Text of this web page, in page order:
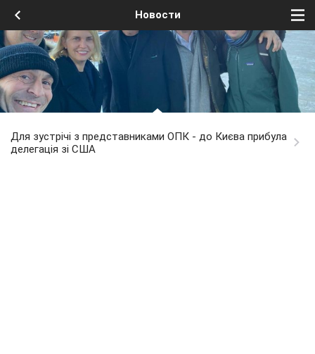
Новости
Для зустрічі з представниками ОПК - до Києва прибула
делегація зі США